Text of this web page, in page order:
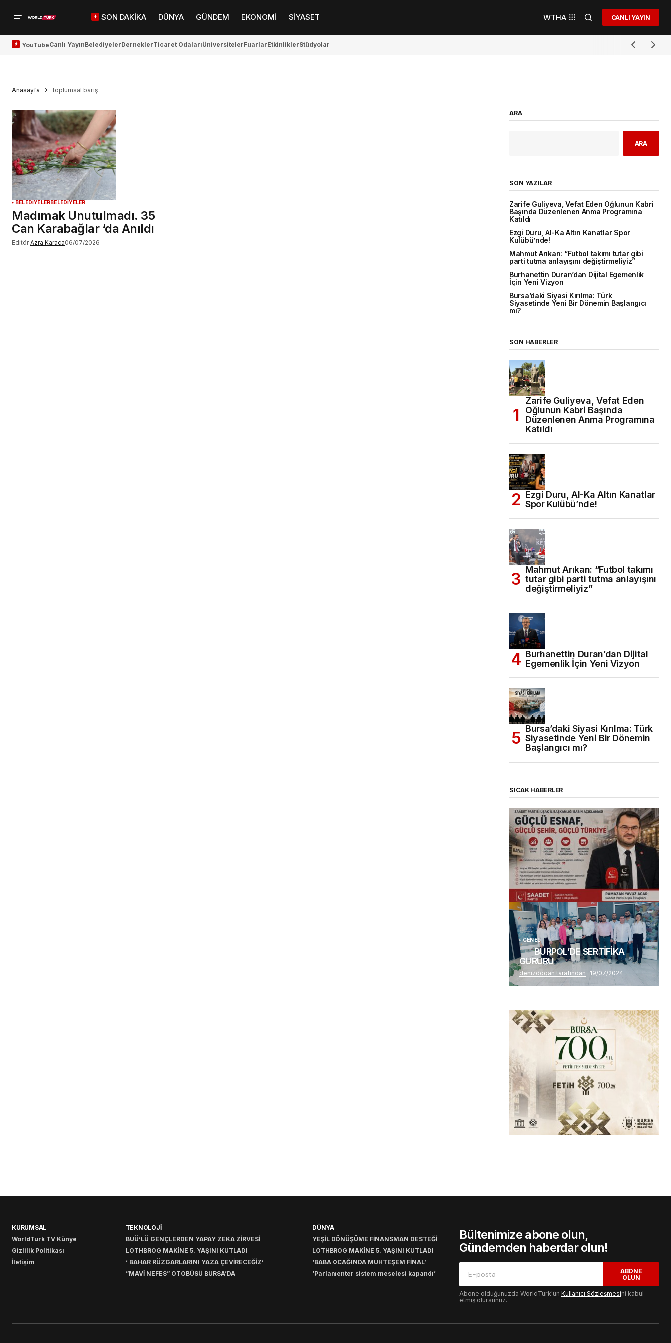
SON DAKİKA DÜNYA GÜNDEM EKONOMİ SİYASET WTHA CANLI YAYIN
YouTubeCanlı YayınBelediyelerDerneklerTicaret OdalarıÜniversitelerFuarlarEtkinliklerStüdyolar
Anasayfa toplumsal barış
BELEDİYELERBELEDİYELER
Madımak Unutulmadı. 35
Can Karabağlar ‘da Anıldı
Editör Azra Karaca06/07/2026
ARA
ARA
SON YAZILAR
Zarife Guliyeva, Vefat Eden Oğlunun Kabri
Başında Düzenlenen Anma Programına
Katıldı
Ezgi Duru, Al-Ka Altın Kanatlar Spor
Kulübü’nde!
Mahmut Arıkan: “Futbol takımı tutar gibi
parti tutma anlayışını değiştirmeliyiz”
Burhanettin Duran’dan Dijital Egemenlik
İçin Yeni Vizyon
Bursa’daki Siyasi Kırılma: Türk
Siyasetinde Yeni Bir Dönemin Başlangıcı
mı?
SON HABERLER
Zarife Guliyeva, Vefat Eden
Oğlunun Kabri Başında
Düzenlenen Anma Programına
Katıldı
Ezgi Duru, Al-Ka Altın Kanatlar
Spor Kulübü’nde!
Mahmut Arıkan: “Futbol takımı
tutar gibi parti tutma anlayışını
değiştirmeliyiz”
Burhanettin Duran’dan Dijital
Egemenlik İçin Yeni Vizyon
Bursa’daki Siyasi Kırılma: Türk
Siyasetinde Yeni Bir Dönemin
Başlangıcı mı?
SICAK HABERLER
(başlıksız)
Alaattin Karahan tarafından 14/07/2026
GENEL
BURPOL’DE SERTİFİKA
GURURU
denizdogan tarafından 19/07/2024
KURUMSAL
WorldTurk TV Künye
Gizlilik Politikası
İletişim
TEKNOLOJİ
BUÜ’LÜ GENÇLERDEN YAPAY ZEKA ZİRVESİ
LOTHBROG MAKİNE 5. YAŞINI KUTLADI
‘ BAHAR RÜZGARLARINI YAZA ÇEVİRECEĞİZ’
”MAVİ NEFES” OTOBÜSÜ BURSA’DA
DÜNYA
YEŞİL DÖNÜŞÜME FİNANSMAN DESTEĞİ
LOTHBROG MAKİNE 5. YAŞINI KUTLADI
‘BABA OCAĞINDA MUHTEŞEM FİNAL’
‘Parlamenter sistem meselesi kapandı’
Bültenimize abone olun,
Gündemden haberdar olun!
ABONE
OLUN
Abone olduğunuzda WorldTürk'ün Kullanıcı Sözleşmesini kabul
etmiş olursunuz.